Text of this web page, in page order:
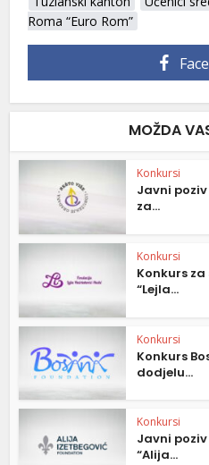
Roma “Euro Rom”
MOŽDA
Konkursi
Javni poziv
za...
Konkursi
Konkurs
“Lejla...
Konkursi
Konkurs
dodjelu...
Konkursi
Javni
“Alija...